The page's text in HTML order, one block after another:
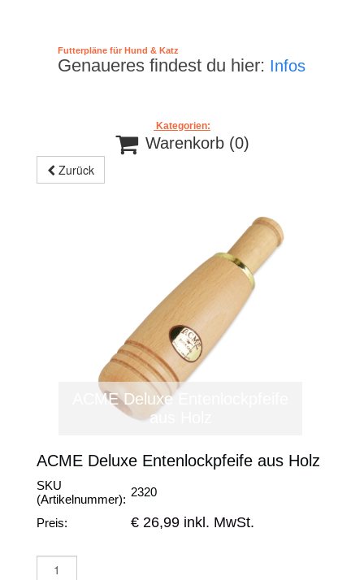
Futterpläne für Hund & Katz
Genaueres findest du hier: Infos
Kategorien:
 Warenkorb (0)
Zurück
ACME Deluxe Entenlockpfeife
aus Holz
ACME Deluxe Entenlockpfeife aus Holz
SKU
(Artikelnummer):
2320
Preis: € 26,99 inkl. MwSt.